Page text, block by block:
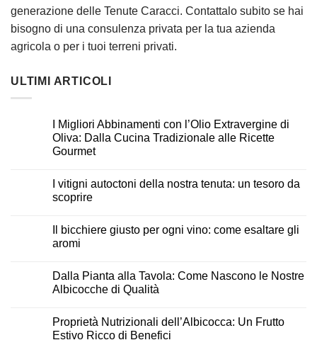
generazione delle Tenute Caracci. Contattalo subito se hai
bisogno di una consulenza privata per la tua azienda
agricola o per i tuoi terreni privati.
ULTIMI ARTICOLI
I Migliori Abbinamenti con l’Olio Extravergine di
Oliva: Dalla Cucina Tradizionale alle Ricette
Gourmet
I vitigni autoctoni della nostra tenuta: un tesoro da
scoprire
Il bicchiere giusto per ogni vino: come esaltare gli
aromi
Dalla Pianta alla Tavola: Come Nascono le Nostre
Albicocche di Qualità
Proprietà Nutrizionali dell’Albicocca: Un Frutto
Estivo Ricco di Benefici